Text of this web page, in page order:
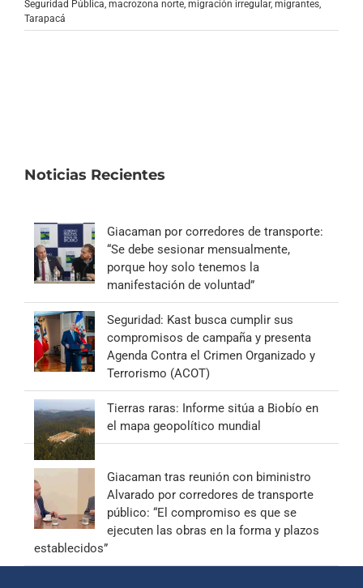
Seguridad Pública macrozona norte migración irregular, migrantes
Tarapacá
Noticias Recientes
Giacaman por corredores de transporte:
“Se debe sesionar mensualmente,
porque hoy solo tenemos la
manifestación de voluntad”
Seguridad: Kast busca cumplir sus
compromisos de campaña y presenta
Agenda Contra el Crimen Organizado y
Terrorismo (ACOT)
Tierras raras: Informe sitúa a Biobío en
el mapa geopolítico mundial
Giacaman tras reunión con biministro
Alvarado por corredores de transporte
público: “El compromiso es que se
ejecuten las obras en la forma y plazos
establecidos”